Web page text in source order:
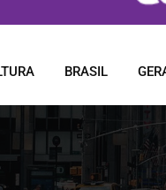
BRASIL